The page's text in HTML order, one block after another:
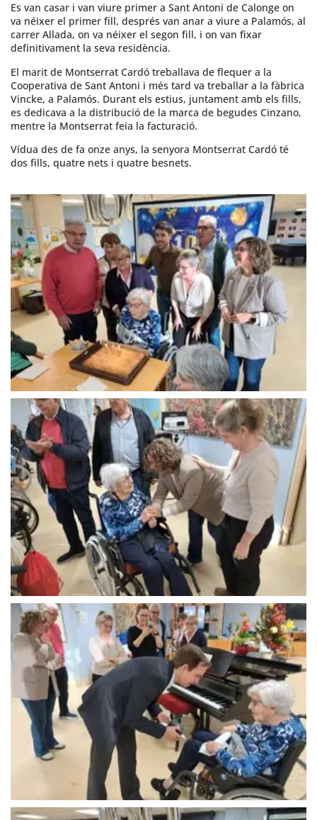
Es van casar i van viure primer a Sant Antoni de Calonge on
va néixer el primer fill, després van anar a viure a Palamós, al
carrer Allada, on va néixer el segon fill, i on van fixar
definitivament la seva residència.
El marit de Montserrat Cardó treballava de flequer a la
Cooperativa de Sant Antoni i més tard va treballar a la fàbrica
Vincke, a Palamós. Durant els estius, juntament amb els fills,
es dedicava a la distribució de la marca de begudes Cinzano,
mentre la Montserrat feia la facturació.
Vídua des de fa onze anys, la senyora Montserrat Cardó té
dos fills, quatre nets i quatre besnets.